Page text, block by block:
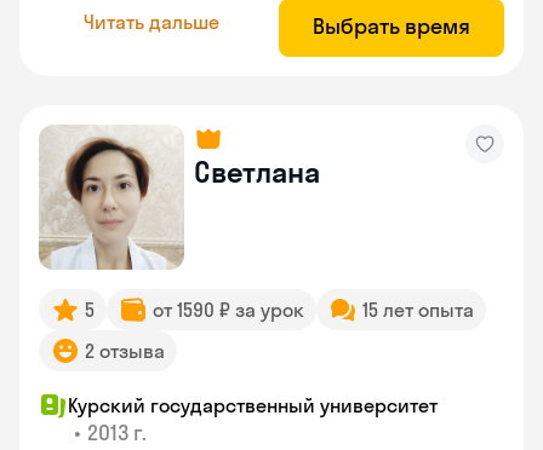
Читать дальше Выбрать время
Светлана
5 от 1590 ₽ за урок
15 лет опыта
2 отзыва
Курский государственный университет
• 2013 г.